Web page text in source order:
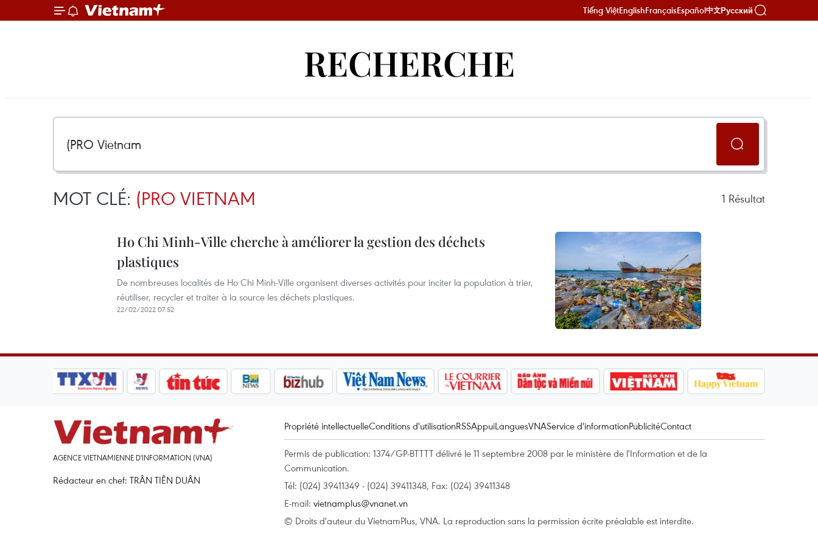
Tiếng ViệtEnglishFrançaisEspañol中文Русский
RECHERCHE
MOT CLÉ: (PRO VIETNAM 1 Résultat
Ho Chi Minh-Ville cherche à améliorer la gestion des déchets
plastiques
De nombreuses localités de Ho Chi Minh-Ville organisent diverses activités pour inciter la population à trier,
réutiliser, recycler et traiter à la source les déchets plastiques.
22/02/2022 07:52
AGENCE VIETNAMIENNE D'INFORMATION (VNA)
Rédacteur en chef: TRÂN TIÊN DUÂN
Propriété intellectuelleConditions d'utilisationRSSAppuiLanguesVNAService d'informationPublicitéContact
Permis de publication: 1374/GP-BTTTT délivré le 11 septembre 2008 par le ministère de l'Information et de la
Communication.
Tél: (024) 39411349 - (024) 39411348, Fax: (024) 39411348
E-mail: vietnamplus@vnanet.vn
© Droits d'auteur du VietnamPlus, VNA. La reproduction sans la permission écrite préalable est interdite.